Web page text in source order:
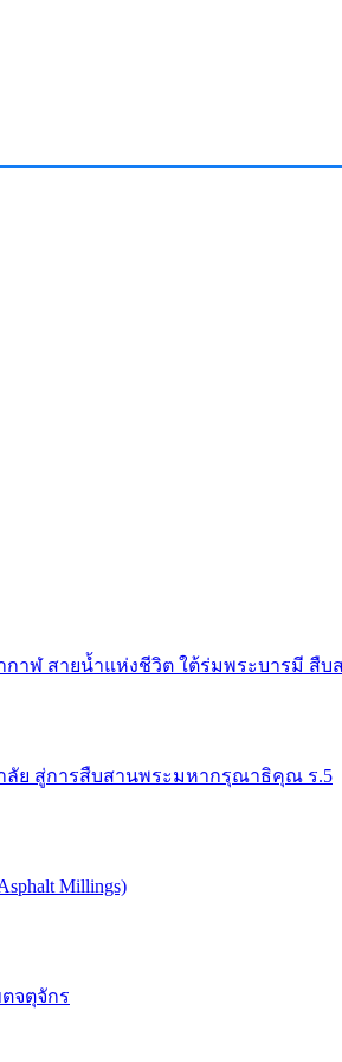
กาฬ สายน้ำแห่งชีวิต ใต้ร่มพระบารมี สื
ลัย สู่การสืบสานพระมหากรุณาธิคุณ ร.5
Millings)
จตุจักร